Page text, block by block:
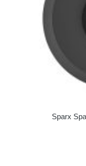
Sparx